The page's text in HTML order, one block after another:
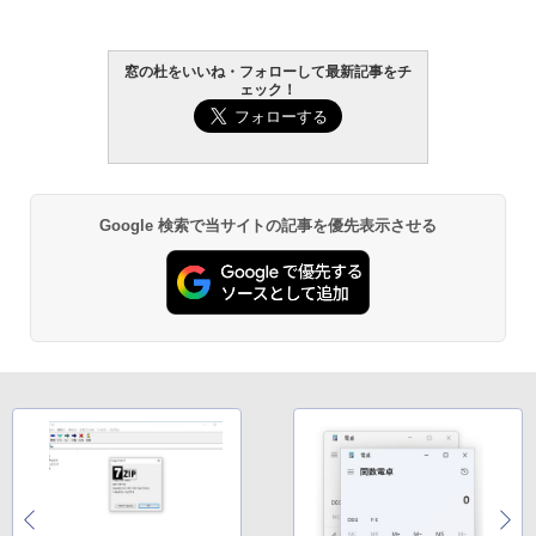
Amazon Kindle - 目に優しい、かさばら
ない、大きな画面で読みやすい、6週間持
続バッテリー、6インチディスプレイ電子
書籍リーダー、ブラック、16GB、広告な
￥19,980
Kindle Paperwhite シグニチャーエディ
ション (32GB) 7インチディスプレイ、明
るさ自動調整、色調調節ライト、12週間
ブラック
Amazon Kindle Colorsoft | 16GBストレ
ージ、防水、7インチカラーディスプレ
イ、色調調節ライト、最大8週間持続バッ
テリー、広告無し、ブラック (2025年発
窓の杜をいいね・フォローして最新記事をチ
ェック！
Google 検索で当サイトの記事を優先表示させる